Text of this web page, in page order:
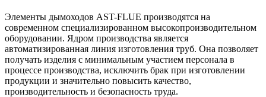
Элементы дымоходов AST-FLUE производятся на
современном специализированном высокопроизводительном
оборудовании. Ядром производства является
автоматизированная линия изготовления труб. Она позволяет
получать изделия с минимальным участием персонала в
процессе производства, исключить брак при изготовлении
продукции и значительно повысить качество,
производительность и безопасность труда.